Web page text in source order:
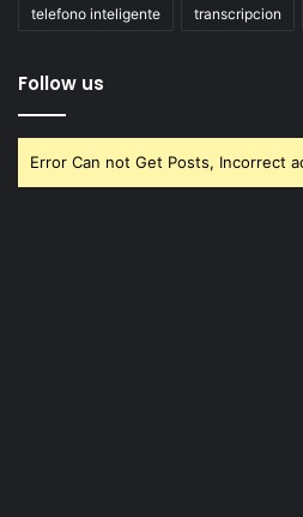
telefono inteligente transcripcion
Follow us
Error Can not Get Posts, Incorrect